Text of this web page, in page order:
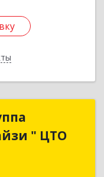
" ЦТО
группа
" ЦТО